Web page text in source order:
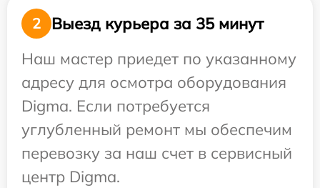
2
Выезд курьера за 35 минут
Наш мастер приедет по указанному
адресу для осмотра оборудования
Digma. Если потребуется
углубленный ремонт мы обеспечим
перевозку за наш счет в сервисный
центр Digma.